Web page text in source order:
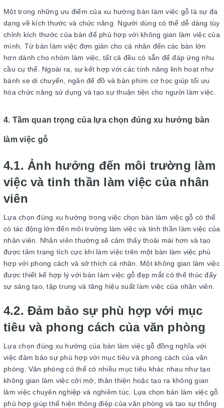
Một trong những ưu điểm của xu hướng bàn làm việc gỗ là sự đa
dạng về kích thước và chức năng. Người dùng có thể dễ dàng tùy
chỉnh kích thước của bàn để phù hợp với không gian làm việc của
mình. Từ bàn làm việc đơn giản cho cá nhân đến các bàn lớn
hơn dành cho nhóm làm việc, tất cả đều có sẵn để đáp ứng nhu
cầu cụ thể. Ngoài ra, sự kết hợp với các tính năng linh hoạt như
bánh xe di chuyển, ngăn để đồ và bàn phím cơ học giúp tối ưu
hóa chức năng sử dụng và tạo sự thuận tiện cho người làm việc.
4. Tầm quan trọng của lựa chọn đúng xu hướng bàn
làm việc gỗ
4.1. Ảnh hưởng đến môi trường làm
việc và tinh thần làm việc của nhân
viên
Lựa chọn đúng xu hướng trong việc chọn bàn làm việc gỗ có thể
có tác động lớn đến môi trường làm việc và tinh thần làm việc của
nhân viên. Nhân viên thường sẽ cảm thấy thoải mái hơn và tạo
được tâm trạng tích cực khi làm việc trên một bàn làm việc phù
hợp với phong cách và sở thích cá nhân. Một không gian làm việc
được thiết kế hợp lý với bàn làm việc gỗ đẹp mắt có thể thúc đẩy
sự sáng tạo, tập trung và tăng hiệu suất làm việc của nhân viên.
4.2. Đảm bảo sự phù hợp với mục
tiêu và phong cách của văn phòng
Lựa chọn đúng xu hướng của bàn làm việc gỗ đồng nghĩa với
việc đảm bảo sự phù hợp với mục tiêu và phong cách của văn
phòng. Văn phòng có thể có nhiều mục tiêu khác nhau như tạo
không gian làm việc cởi mở, thân thiện hoặc tạo ra không gian
làm việc chuyên nghiệp và nghiêm túc. Lựa chọn bàn làm việc gỗ
phù hợp giúp thể hiện thông điệp của văn phòng và tạo sự thống